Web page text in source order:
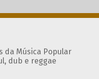
da Música Popular
dub e reggae